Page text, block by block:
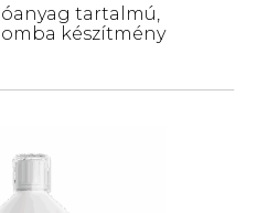
tartalmú,
készítmény